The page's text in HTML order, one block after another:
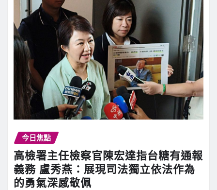
今日焦點
高檢署主任檢察官陳宏達指台糖有通報
義務 盧秀燕：展現司法獨立依法作為
的勇氣深感敬佩